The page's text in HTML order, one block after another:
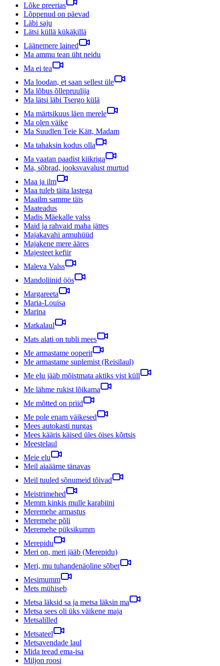
Lõke preerias
Lõppenud on päevad
Läbi saju
Lätsi küllä kükäkillä
Läänemere lained
Ma ammu tean üht neidu
Ma ei tea
Ma loodan, et saan sellest üle
Ma lõbus õllepruulija
Ma lätsi läbi Tsergo külä
Ma märtsikuus läen merele
Ma olen väike
Ma Suudlen Teie Kätt, Madam
Ma tahaksin kodus olla
Ma vaatan paadist kiikriga
Ma, sõbrad, jooksvavalust murtud
Maa ja ilm
Maa tuleb täita lastega
Maailm samme täis
Maateadus
Madis Mäekalle valss
Maid ja rahvaid maha jättes
Majakavahi armuhüüd
Majakene mere ääres
Majesteet kefiir
Maleva Valss
Mandoliinid öös
Margareeta
Maria-Louisa
Marina
Matkalaul
Mats alati on tubli mees
Me armastame ooperit
Me armastame suplemist (Reisilaul)
Me elu jääb mõistmata aktiks vist küll
Me lähme rukist lõikama
Me mõtted on priid
Me pole enam väikesed
Mees autokasti nurgas
Mees kääris käised üles öises kõrtsis
Meestelaul
Meie elu
Meil aiaäärne tänavas
Meil tuuled sõnumeid tõivad
Meistrimehed
Memm kinkis mulle karabiini
Meremehe armastus
Meremehe põli
Meremehe püksikumm
Merepidu
Meri on, meri jääb (Merepidu)
Meri, mu tuhandenäoline sõber
Mesimumm
Mets mühiseb
Metsa läksid sa ja metsa läksin ma
Metsa sees oli üks väikene maja
Metsalilled
Metsateel
Metsavendade laul
Mida teead ema-isa
Miljon roosi